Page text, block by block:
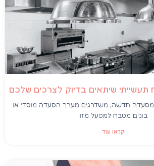
שיתאים בדיוק לצרכים שלכם
מסעדה חדשה, משדרגים מערך הסעדה מוסדי או
בונים מטבח למפעל מזון
קראו עוד